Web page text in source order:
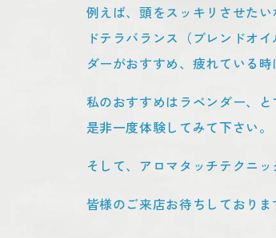
例えば、頭をスッキリさせた
ドテラバランス（ブレンドオ
ダーがおすすめ、疲れている
私のおすすめはラベンダー、
是非一度体験してみて下さい。
そして、アロマタッチテクニッ
皆様のご来店お待ちしておりま